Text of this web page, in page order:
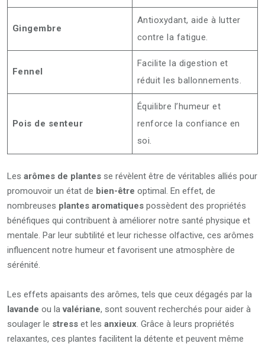
Gingembre
Antioxydant, aide à lutter
contre la fatigue.
Fennel
Facilite la digestion et
réduit les ballonnements.
Pois de senteur
Équilibre l’humeur et
renforce la confiance en
soi.
Les arômes de plantes se révèlent être de véritables alliés pour
promouvoir un état de bien-être optimal. En effet, de
nombreuses plantes aromatiques possèdent des propriétés
bénéfiques qui contribuent à améliorer notre santé physique et
mentale. Par leur subtilité et leur richesse olfactive, ces arômes
influencent notre humeur et favorisent une atmosphère de
sérénité.
Les effets apaisants des arômes, tels que ceux dégagés par la
lavande ou lavalériane, sont souvent recherchés pour aider à
soulager le stress et les anxieux. Grâce à leurs propriétés
relaxantes, ces plantes facilitent la détente et peuvent même